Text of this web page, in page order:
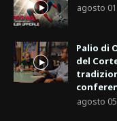
agosto
Palio di
del
agosto